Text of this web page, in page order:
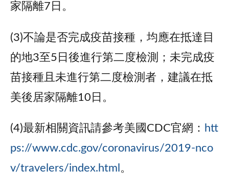
家隔離7日。
(3)不論是否完成疫苗接種，均應在抵達目
的地3至5日後進行第二度檢測；未完成疫
苗接種且未進行第二度檢測者，建議在抵
美後居家隔離10日。
(4)最新相關資訊請參考美國CDC官網： htt
ps://www.cdc.gov/coronavirus/2019-nco
v/travelers/index.html 。